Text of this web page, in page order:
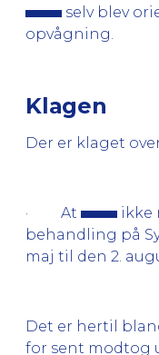
selv blev
opvågning.
Klagen
Der er klaget
· At
ikke
behandling på
maj til den 2.
Det er hertil
for sent modtog